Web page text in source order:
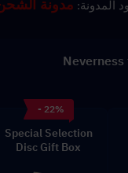
المدونة: مدونة
Neverness
- 22%
Special Selection
Disc Gift Box